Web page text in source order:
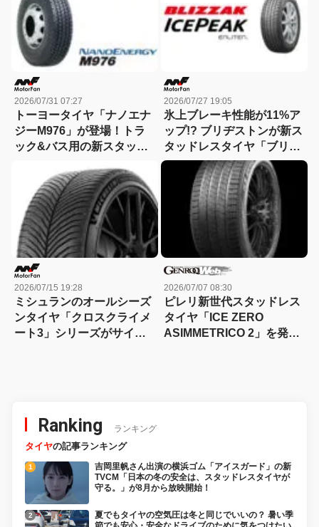
始！
2026/07/31 07:27
トーヨータイヤ「ナノエナ
ジーM976」が登場！トラ
ック&バス用の新スタッド
耗&氷雪性能を高いレベル
で両立
2026/07/27 19:05
氷上ブレーキ性能が11%ア
ップ!? ブリヂストンが新ス
タッドレスタイヤ「ブリザ
ック アイスピーク」を発
2026/07/15 19:28
ミシュランのオールシーズ
ンタイヤ「クロスクライメ
ート3」シリーズがサイズ
2026/07/07 08:30
ピレリ新世代スタッドレス
タイヤ「ICE ZERO
ASIMMETRICO 2」を発売
Ranking ランキング
タイヤの記事ランキング
吉岡里帆さん出演の横浜ゴム「アイスガード」の新
TVCM「日本の冬の安全は、スタッドレスタイヤが
守る。」が8月から放映開始！
夏でもタイヤの空気圧は冬と同じでいいの？ 暑い季